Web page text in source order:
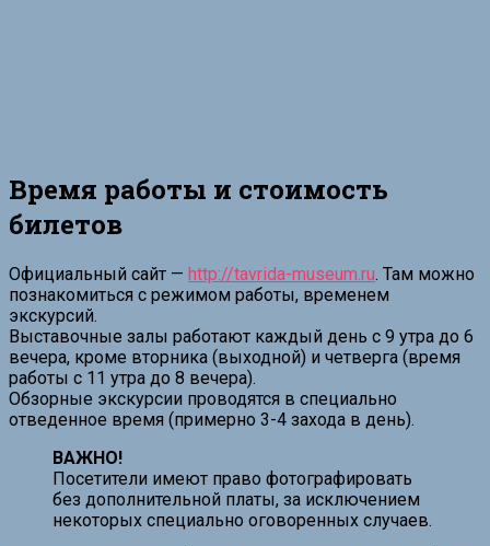
Время работы и стоимость
билетов
Официальный сайт — http://tavrida-museum.ru. Там можно
познакомиться с режимом работы, временем
экскурсий.
Выставочные залы работают каждый день с 9 утра до 6
вечера, кроме вторника (выходной) и четверга (время
работы с 11 утра до 8 вечера).
Обзорные экскурсии проводятся в специально
отведенное время (примерно 3-4 захода в день).
ВАЖНО!
Посетители имеют право фотографировать
без дополнительной платы, за исключением
некоторых специально оговоренных случаев.